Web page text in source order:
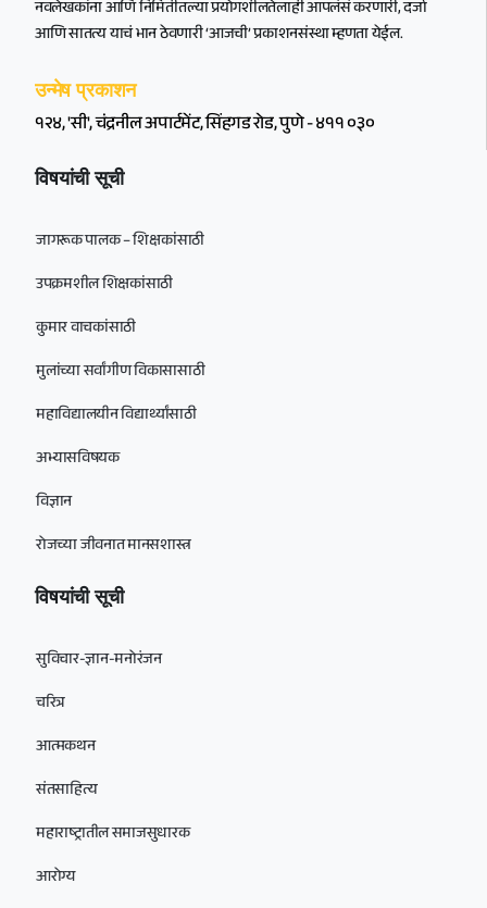
नवलेखकांना आणि निर्मितीतल्या प्रयोगशीलतेलाही आपलंसं करणारी, दर्जा
आणि सातत्य याचं भान ठेवणारी ‘आजची’ प्रकाशनसंस्था म्हणता येईल.
उन्मेष प्रकाशन
१२४, 'सी', चंद्रनील अपार्टमेंट, सिंहगड रोड, पुणे - ४११ ०३०
विषयांची सूची
जागरूक पालक – शिक्षकांसाठी
उपक्रमशील शिक्षकांसाठी
कुमार वाचकांसाठी
मुलांच्या सर्वांगीण विकासासाठी
महाविद्यालयीन विद्यार्थ्यांसाठी
अभ्यासविषयक
विज्ञान
रोजच्या जीवनात मानसशास्त्र
विषयांची सूची
सुविचार-ज्ञान-मनोरंजन
चरित्र
आत्मकथन
संतसाहित्य
महाराष्ट्रातील समाजसुधारक
आरोग्य